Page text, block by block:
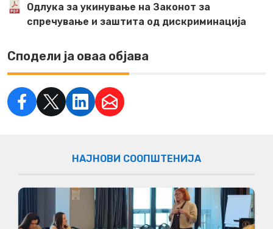
Одлука за укинување на Законот за
спречување и заштита од дискриминација
Сподели ја оваа објава
НАЈНОВИ СООПШТЕНИЈА